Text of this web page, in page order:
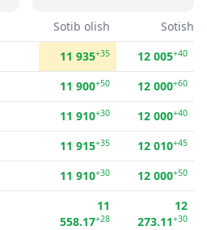
Sotib olish
Sotish
11 935+35 12 005+40
11 900+50 12 000+60
11 910+30 12 000+40
11 915+35 12 010+45
11 910+30 12 000+50
11
558.17+28
12
273.11+30